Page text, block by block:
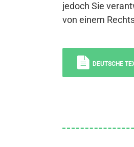
jedoch Sie
von einem
DEUTSCHE